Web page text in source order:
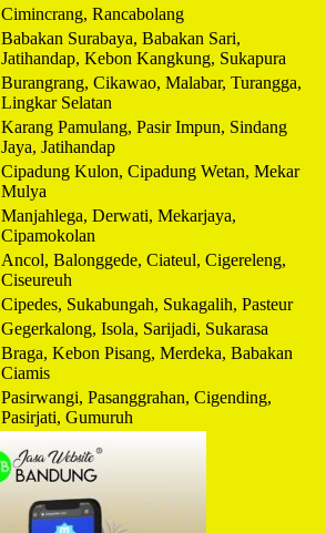
Cimincrang, Rancabolang
Babakan Surabaya, Babakan Sari,
Jatihandap, Kebon Kangkung, Sukapura
Burangrang, Cikawao, Malabar, Turangga,
Lingkar Selatan
Karang Pamulang, Pasir Impun, Sindang
Jaya, Jatihandap
Cipadung Kulon, Cipadung Wetan, Mekar
Mulya
Manjahlega, Derwati, Mekarjaya,
Cipamokolan
Ancol, Balonggede, Ciateul, Cigereleng,
Ciseureuh
Cipedes, Sukabungah, Sukagalih, Pasteur
Gegerkalong, Isola, Sarijadi, Sukarasa
Braga, Kebon Pisang, Merdeka, Babakan
Ciamis
Pasirwangi, Pasanggrahan, Cigending,
Pasirjati, Gumuruh